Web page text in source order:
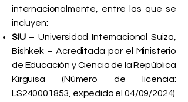
internacionalmente, entre las que se
incluyen:
SIU– Universidad Internacional Suiza,
Bishkek – Acreditada por el Ministerio
de Educación y Ciencia de la República
Kirguisa (Número de licencia:
LS240001853, expedida el 04/09/2024)